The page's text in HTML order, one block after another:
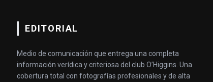
EDITORIAL
Medio de comunicación que entrega una completa
información verídica y criteriosa del club O’Higgins. Una
cobertura total con fotografías profesionales y de alta